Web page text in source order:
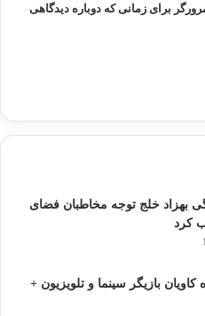
برای زمانی که دوباره دیدگاهی
بهزاد خلج توجه مخاطبان فضای
کرد
بازیگر سینما و تلویزیون +